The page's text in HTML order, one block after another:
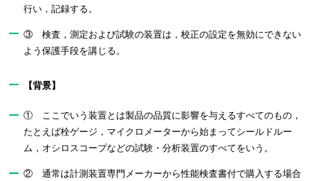
行い，記録する。
③ 検査，測定および試験の装置は，校正の設定を無効にできない
よう保護手段を講じる。
【背景】
① ここでいう装置とは製品の品質に影響を与えるすべてのもの，
たとえば栓ゲージ，マイクロメーターから始まってシールドルー
ム，オシロスコープなどの試験・分析装置のすべてをいう。
② 通常は計測装置専門メーカーから性能検査書付で購入する場合